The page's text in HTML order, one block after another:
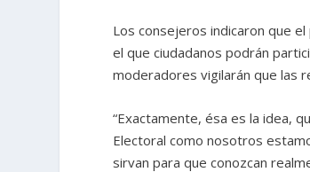
Los consejeros indicaron que
el que ciudadanos podrán
moderadores vigilarán que las
“Exactamente, ésa es la idea,
Electoral como nosotros
sirvan para que conozcan